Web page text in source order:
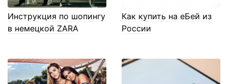
Инструкция по шопингу
в немецкой ZARA
Как купить на еБей из
России